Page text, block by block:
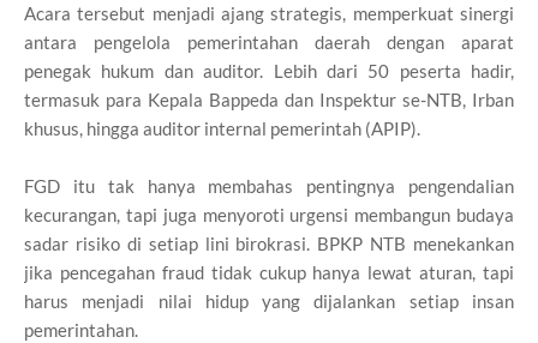
Acara tersebut menjadi ajang strategis, memperkuat sinergi
antara pengelola pemerintahan daerah dengan aparat
penegak hukum dan auditor. Lebih dari 50 peserta hadir,
termasuk para Kepala Bappeda dan Inspektur se-NTB, Irban
khusus, hingga auditor internal pemerintah (APIP).
FGD itu tak hanya membahas pentingnya pengendalian
kecurangan, tapi juga menyoroti urgensi membangun budaya
sadar risiko di setiap lini birokrasi. BPKP NTB menekankan
jika pencegahan fraud tidak cukup hanya lewat aturan, tapi
harus menjadi nilai hidup yang dijalankan setiap insan
pemerintahan.